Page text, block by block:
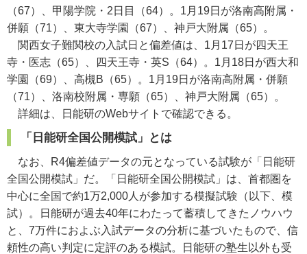
（67）、甲陽学院・2日目（64）。1月19日が洛南高附属・
併願（71）、東大寺学園（67）、神戸大附属（65）。
関西女子難関校の入試日と偏差値は、1月17日が四天王
寺・医志（65）、四天王寺・英S（64）。1月18日が西大和
学園（69）、高槻B（65）。1月19日が洛南高附属・併願
（71）、洛南校附属・専願（65）、神戸大附属（65）。
詳細は、日能研のWebサイトで確認できる。
「日能研全国公開模試」とは
なお、R4偏差値データの元となっている試験が「日能研
全国公開模試」だ。「日能研全国公開模試」は、首都圏を
中心に全国で約1万2,000人が参加する模擬試験（以下、模
試）。日能研が過去40年にわたって蓄積してきたノウハウ
と、7万件におよぶ入試データの分析に基づいたもので、信
頼性の高い判定に定評のある模試。日能研の塾生以外も受